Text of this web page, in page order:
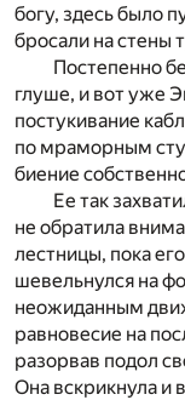
богу, здесь было
бросали на стены
Постепенно
глуше, и вот уже
постукивание
по мраморным
биение
Ее так
не обратила
лестницы, пока
шевельнулся на
неожиданным
равновесие на
разорвав подол
Она вскрикнула и